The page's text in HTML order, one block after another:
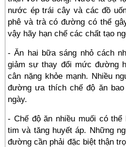
nước ép trái cây và các đồ
phê và trà có đường có thể
vậy hãy hạn chế các chất tạo
- Ăn hai bữa sáng nhỏ cách
giảm sự thay đổi mức đường
cân nặng khỏe mạnh. Nhiều
đường ưa thích chế độ ăn
ngày.
- Chế độ ăn nhiều muối có
tim và tăng huyết áp. Những
đường cần phải đặc biệt thận